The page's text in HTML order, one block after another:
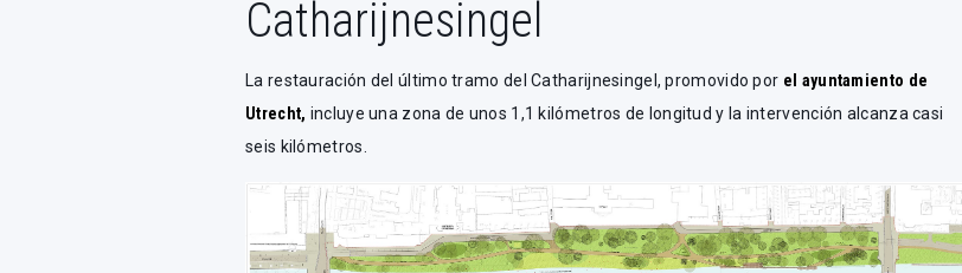
Catharijnesingel
La restauración del último tramo del Catharijnesingel, promovido por el ayuntamiento de
Utrecht, incluye una zona de unos 1,1 kilómetros de longitud y la intervención alcanza casi
seis kilómetros.